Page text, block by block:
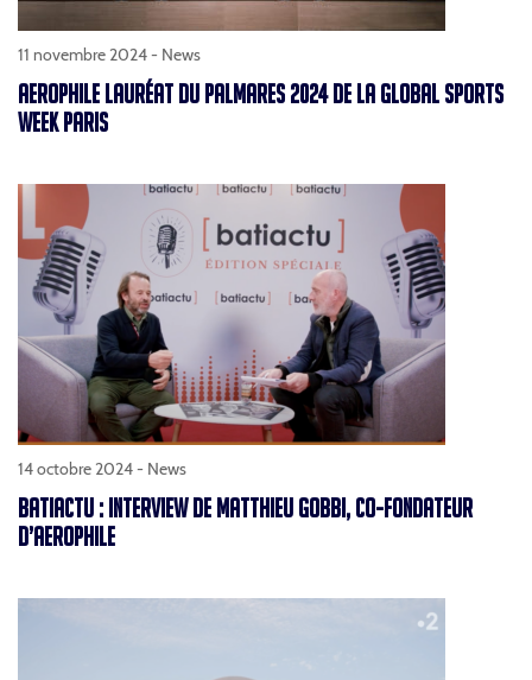
11 novembre 2024 - News
AEROPHILE LAURÉAT DU PALMARES 2024 DE LA GLOBAL SPORTS
WEEK PARIS
14 octobre 2024 - News
BATIACTU : INTERVIEW DE MATTHIEU GOBBI, CO-FONDATEUR
D’AEROPHILE